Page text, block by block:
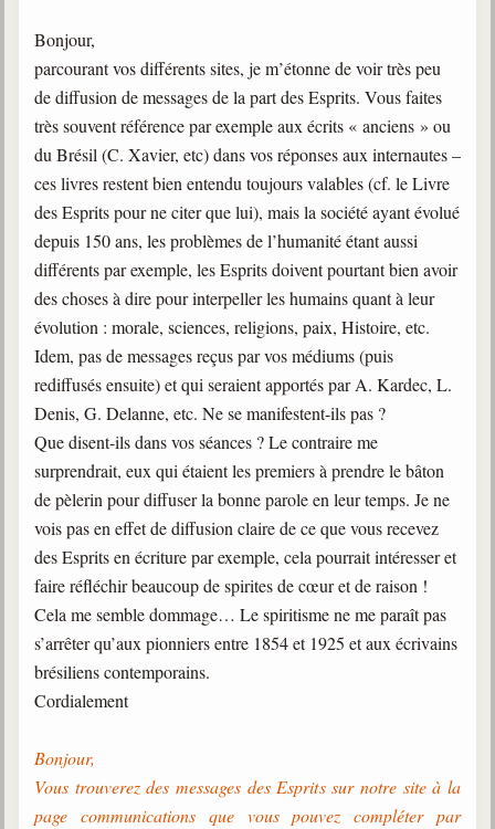
Maximes
séance d'aide spirituelle
Diaporamas
Enseignement
Cours dispensés au Centre
L'Agora
Posez-nous des questions
Consultez les réponses
Posez votre question
Galerie
Photos et vidéoscope
Galerie photos
Vidéoscope
Les Illustrés
Liens spirites
Bonjour,
parcourant vos différents sites, je m’étonne de voir très peu
de diffusion de messages de la part des Esprits. Vous faites
très souvent référence par exemple aux écrits « anciens » ou
du Brésil (C. Xavier, etc) dans vos réponses aux internautes –
ces livres restent bien entendu toujours valables (cf. le Livre
des Esprits pour ne citer que lui), mais la société ayant évolué
depuis 150 ans, les problèmes de l’humanité étant aussi
différents par exemple, les Esprits doivent pourtant bien avoir
des choses à dire pour interpeller les humains quant à leur
évolution : morale, sciences, religions, paix, Histoire, etc.
Idem, pas de messages reçus par vos médiums (puis
rediffusés ensuite) et qui seraient apportés par A. Kardec, L.
Denis, G. Delanne, etc. Ne se manifestent-ils pas ?
Que disent-ils dans vos séances ? Le contraire me
surprendrait, eux qui étaient les premiers à prendre le bâton
de pèlerin pour diffuser la bonne parole en leur temps. Je ne
vois pas en effet de diffusion claire de ce que vous recevez
des Esprits en écriture par exemple, cela pourrait intéresser et
faire réfléchir beaucoup de spirites de cœur et de raison !
Cela me semble dommage… Le spiritisme ne me paraît pas
s’arrêter qu’aux pionniers entre 1854 et 1925 et aux écrivains
brésiliens contemporains.
Cordialement
Bonjour,
Vous trouverez des messages des Esprits sur notre site à la
page communications que vous pouvez compléter par